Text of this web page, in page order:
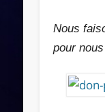
Nous
pour